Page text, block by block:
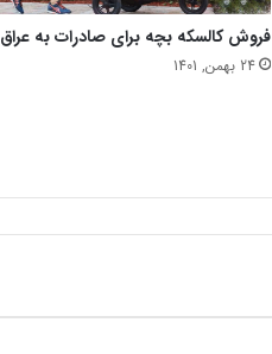
فروش کالسکه بچه برای صادرات به عراق
24 بهمن, 1401